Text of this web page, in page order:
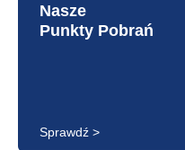
Nasze
Punkty Pobrań
Sprawdź >